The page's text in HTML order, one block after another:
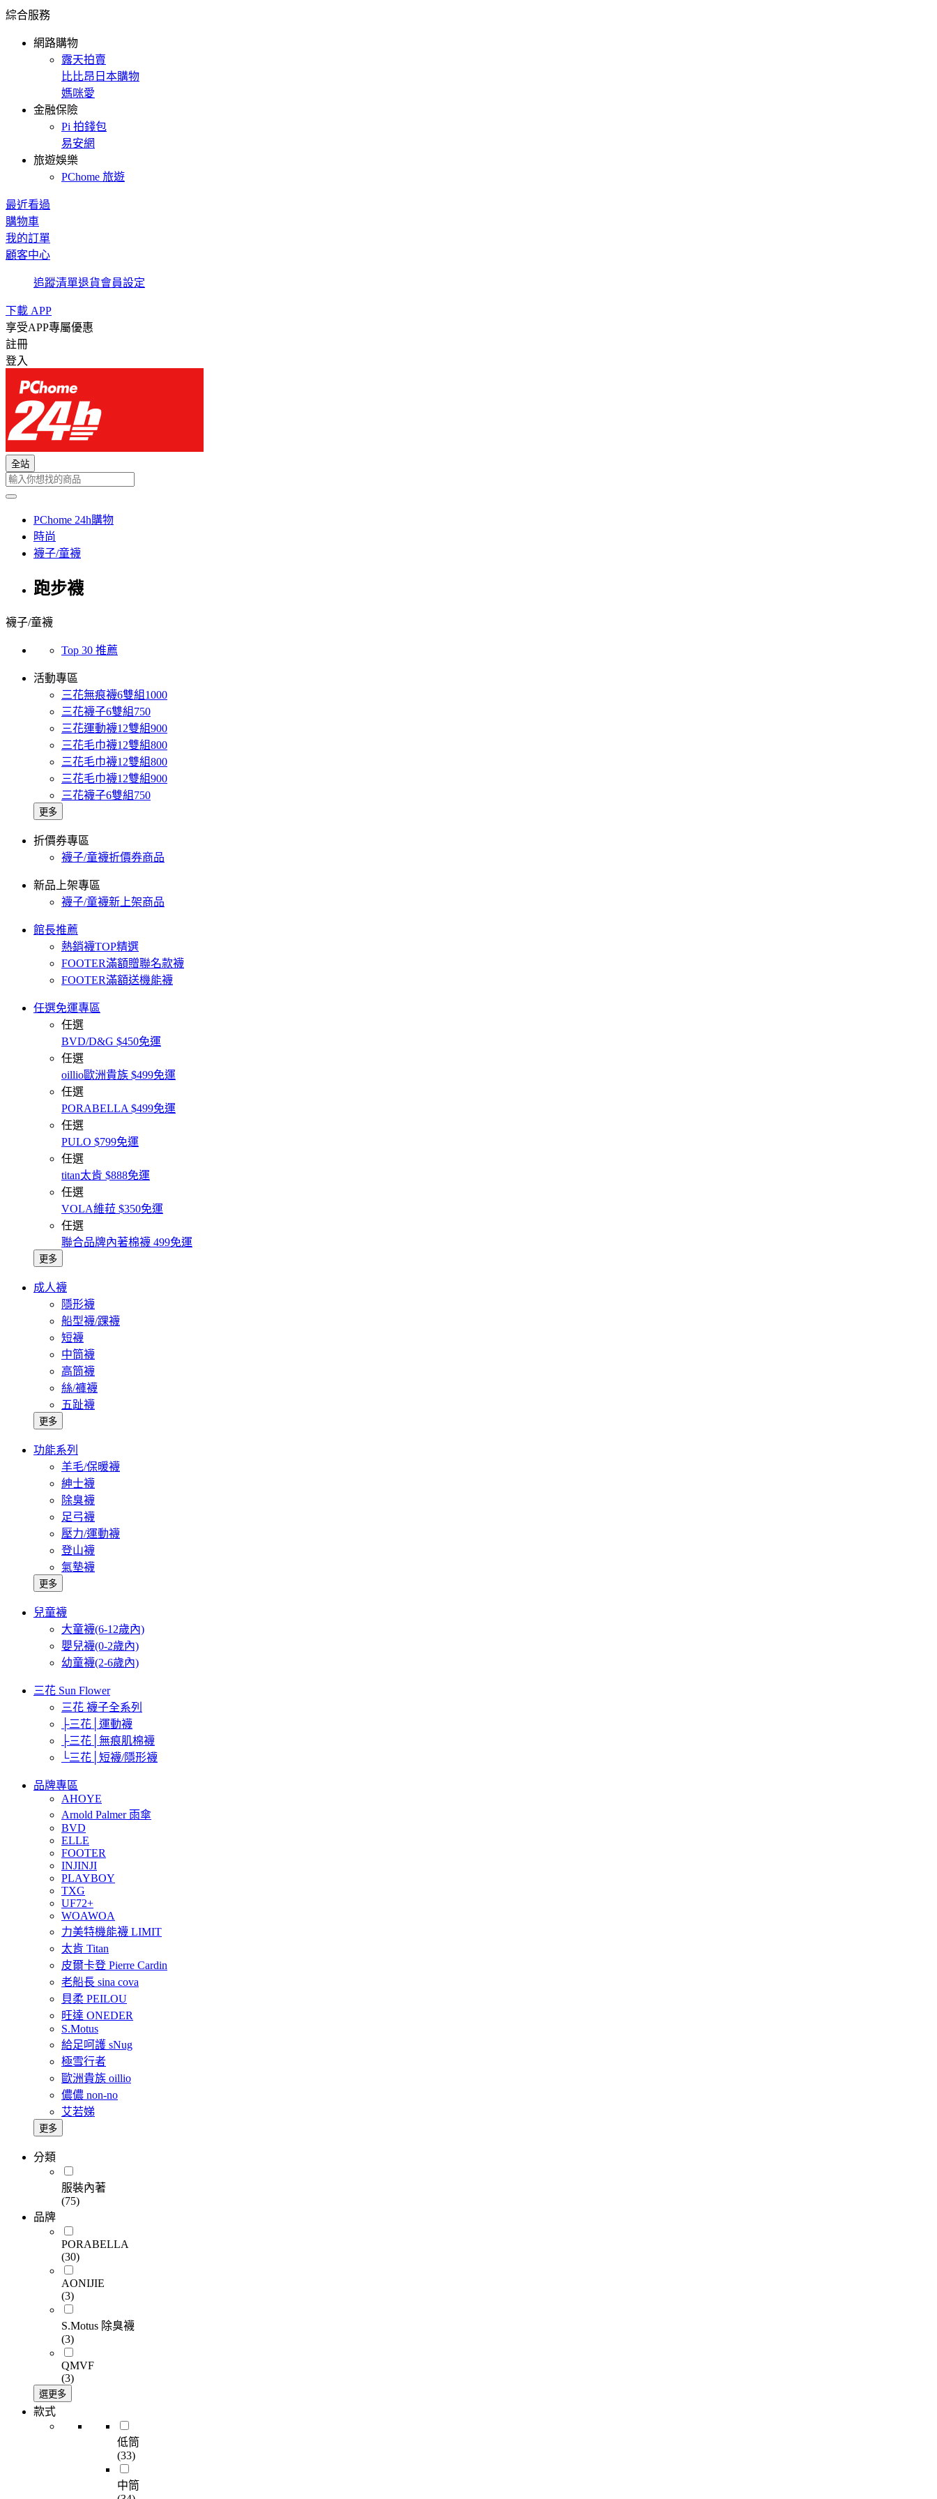
綜合服務
網路購物
露天拍賣
比比昂日本購物
媽咪愛
金融保險
Pi 拍錢包
易安網
旅遊娛樂
PChome 旅遊
最近看過
購物車
我的訂單
顧客中心
追蹤清單退貨會員設定
下載 APP
享受APP專屬優惠
註冊
登入
全站
PChome 24h購物
時尚
襪子/童襪
跑步襪
襪子/童襪
Top 30 推薦
活動專區
三花無痕襪6雙組1000
三花襪子6雙組750
三花運動襪12雙組900
三花毛巾襪12雙組800
三花毛巾襪12雙組800
三花毛巾襪12雙組900
三花襪子6雙組750
更多
折價券專區
襪子/童襪折價券商品
新品上架專區
襪子/童襪新上架商品
館長推薦
熱銷襪TOP精選
FOOTER滿額贈聯名款襪
FOOTER滿額送機能襪
任選免運專區
任選
BVD/D&G $450免運
任選
oillio歐洲貴族 $499免運
任選
PORABELLA $499免運
任選
PULO $799免運
任選
titan太肯 $888免運
任選
VOLA維菈 $350免運
任選
聯合品牌內著棉襪 499免運
更多
成人襪
隱形襪
船型襪/踝襪
短襪
中筒襪
高筒襪
絲/褲襪
五趾襪
更多
功能系列
羊毛/保暖襪
紳士襪
除臭襪
足弓襪
壓力/運動襪
登山襪
氣墊襪
更多
兒童襪
大童襪(6-12歲內)
嬰兒襪(0-2歲內)
幼童襪(2-6歲內)
三花 Sun Flower
三花 襪子全系列
├三花│運動襪
├三花│無痕肌棉襪
└三花│短襪/隱形襪
品牌專區
AHOYE
Arnold Palmer 雨傘
BVD
ELLE
FOOTER
INJINJI
PLAYBOY
TXG
UF72+
WOAWOA
力美特機能襪 LIMIT
太肯 Titan
皮爾卡登 Pierre Cardin
老船長 sina cova
貝柔 PEILOU
旺達 ONEDER
S.Motus
給足呵護 sNug
極雪行者
歐洲貴族 oillio
儂儂 non-no
艾若娣
更多
分類
服裝內著
(75)
品牌
PORABELLA
(30)
AONIJIE
(3)
S.Motus 除臭襪
(3)
QMVF
(3)
選更多
款式
低筒
(33)
中筒